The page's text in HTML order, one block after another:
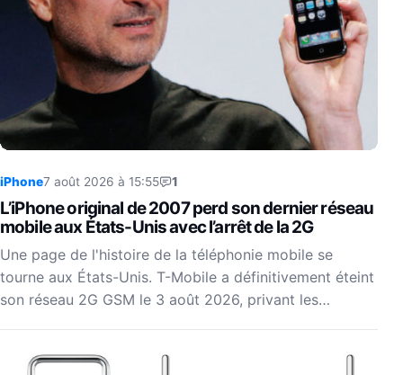
iPhone7 août 2026 à 15:55 1
L’iPhone original de 2007 perd son dernier réseau
mobile aux États-Unis avec l’arrêt de la 2G
Une page de l'histoire de la téléphonie mobile se
tourne aux États-Unis. T-Mobile a définitivement éteint
son réseau 2G GSM le 3 août 2026, privant les…